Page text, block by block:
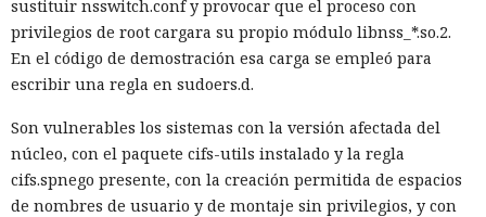
sustituir nsswitch.conf y provocar que el proceso con
privilegios de root cargara su propio módulo libnss_*.so.2.
En el código de demostración esa carga se empleó para
escribir una regla en sudoers.d.
Son vulnerables los sistemas con la versión afectada del
núcleo, con el paquete cifs-utils instalado y la regla
cifs.spnego presente, con la creación permitida de espacios
de nombres de usuario y de montaje sin privilegios, y con